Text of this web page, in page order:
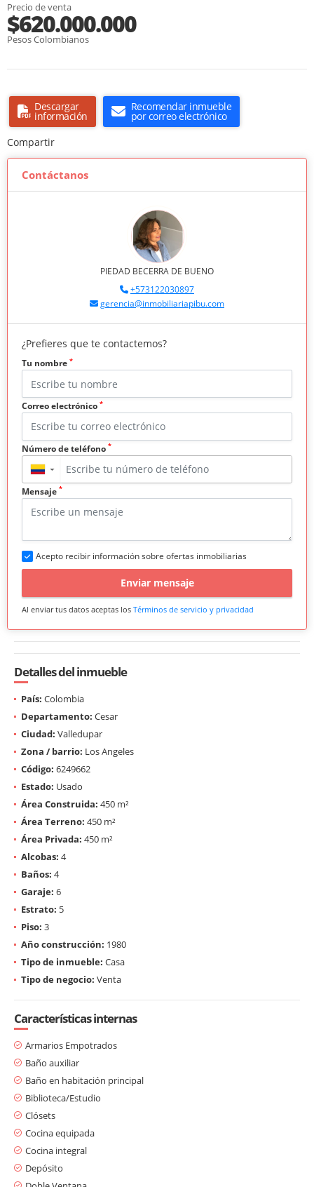
Precio de venta
$620.000.000
Pesos Colombianos
Descargar
información
Recomendar inmueble
por correo electrónico
Compartir
Contáctanos
PIEDAD BECERRA DE BUENO
+573122030897
gerencia@inmobiliariapibu.com
¿Prefieres que te contactemos?
Tu nombre *
Correo electrónico *
Número de teléfono *
▼
Mensaje *
Acepto recibir información sobre ofertas inmobiliarias
Enviar mensaje
Al enviar tus datos aceptas los Términos de servicio y privacidad
Detalles del inmueble
País: Colombia
Departamento: Cesar
Ciudad: Valledupar
Zona / barrio: Los Angeles
Código: 6249662
Estado: Usado
Área Construida: 450 m²
Área Terreno: 450 m²
Área Privada: 450 m²
Alcobas: 4
Baños: 4
Garaje: 6
Estrato: 5
Piso: 3
Año construcción: 1980
Tipo de inmueble: Casa
Tipo de negocio: Venta
Características internas
Armarios Empotrados
Baño auxiliar
Baño en habitación principal
Biblioteca/Estudio
Clósets
Cocina equipada
Cocina integral
Depósito